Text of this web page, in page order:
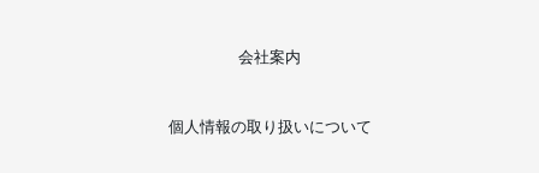
会社案内
個人情報の取り扱いについて